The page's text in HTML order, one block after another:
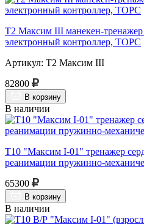
Т2 Максим III манекен-тренажер
электронный контроллер, ТОРС
Артикул: Т2 Максим III
82800
В корзину
В наличии
Т10 "Максим I-01" тренажер
реанимации пружинно-
65300
В корзину
В наличии